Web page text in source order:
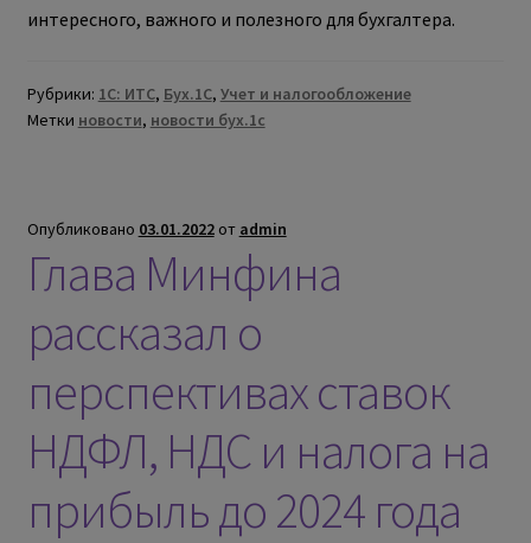
интересного, важного и полезного для бухгалтера.
Рубрики: 1С: ИТС, Бух.1С, Учет и налогообложение
Метки новости, новости бух.1с
Опубликовано 03.01.2022 от admin
Глава Минфина
рассказал о
перспективах ставок
НДФЛ, НДС и налога на
прибыль до 2024 года